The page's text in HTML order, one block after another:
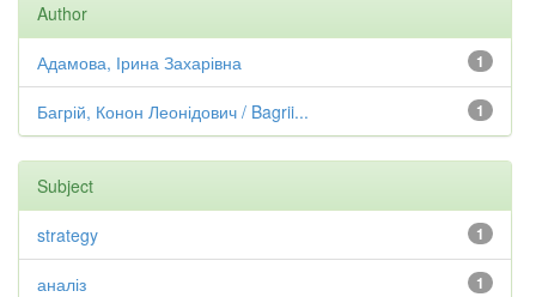
Author
1
Адамова, Ірина Захарівна
1
Багрій, Конон Леонідович / Bagrii...
Subject
1
strategy
1
аналіз